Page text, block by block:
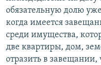
обязательную долю
когда имеется
среди имущества,
две квартиры, дом,
отразить в